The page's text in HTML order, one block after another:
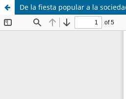
De la fiesta popular a la